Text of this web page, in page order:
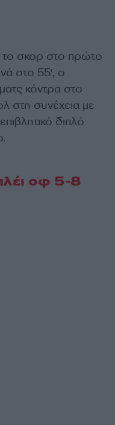
το σκορ στο πρώτο
στο 55′, ο
κόντρα στο
στη συνέχεια με
διπλό
οφ 5-8